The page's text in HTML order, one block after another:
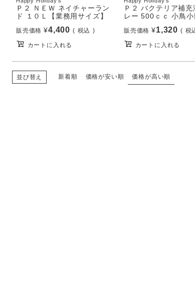
Ｐ２ ＮＥＷ ネイチャーラン
ド １０Ｌ【業務用サイズ】
販売価格 ¥4,400 税込
カートに入れる
Ｐ２ バクテリア補
レー 500ｃｃ 小鳥小
販売価格 ¥1,320 税
カートに入れる
並び替え 新着順 価格が安い順 価格が高い順